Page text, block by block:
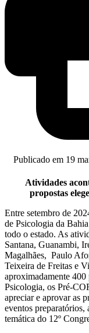
Publicado em 19
Atividades
propostas
Entre setembro de
de Psicologia da
todo o estado. As
Santana, Guanambi,
Magalhães, Paulo
Teixeira de Freitas e
aproximadamente 400
Psicologia, os Pré-
apreciar e aprovar as
eventos preparatórios,
temática do 12º